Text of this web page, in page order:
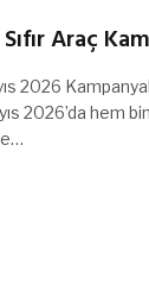
Sıfır Araç
2026
2026’da hem